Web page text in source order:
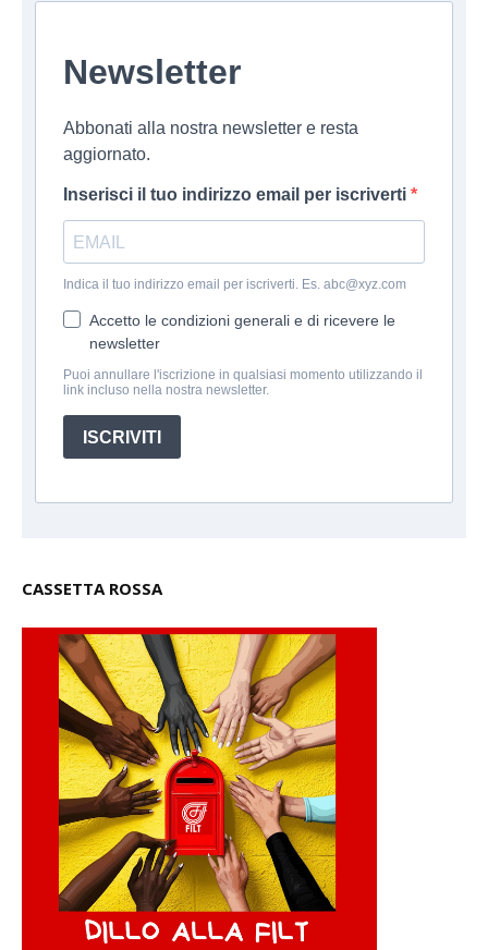
Newsletter
Abbonati alla nostra newsletter e resta
aggiornato.
Inserisci il tuo indirizzo email per iscriverti
Indica il tuo indirizzo email per iscriverti. Es. abc@xyz.com
Accetto le condizioni generali e di ricevere le
newsletter
Puoi annullare l'iscrizione in qualsiasi momento utilizzando il
link incluso nella nostra newsletter.
ISCRIVITI
CASSETTA ROSSA